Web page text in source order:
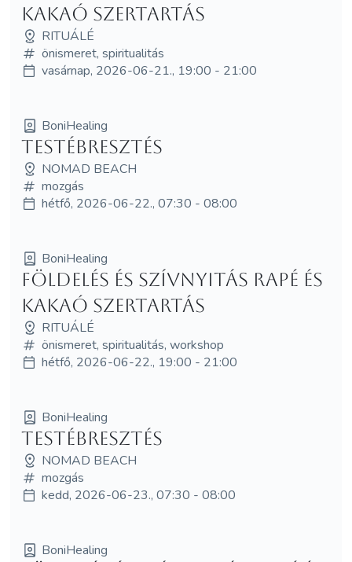
Kakaó Szertartás
RITUÁLÉ
önismeret, spiritualitás
vasárnap, 2026-06-21., 19:00 - 21:00
BoniHealing
Testébresztés
NOMAD BEACH
mozgás
hétfő, 2026-06-22., 07:30 - 08:00
BoniHealing
Földelés és Szívnyitás Rapé és
Kakaó Szertartás
RITUÁLÉ
önismeret, spiritualitás, workshop
hétfő, 2026-06-22., 19:00 - 21:00
BoniHealing
Testébresztés
NOMAD BEACH
mozgás
kedd, 2026-06-23., 07:30 - 08:00
BoniHealing